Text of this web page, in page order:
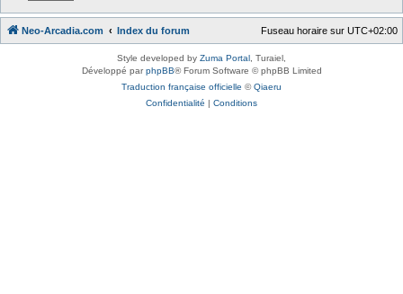
Neo-Arcadia.com Index du forum Fuseau horaire sur UTC+02:00
Style developed by Zuma Portal , Turaiel,
Développé parphpBB® Forum Software © phpBB Limited
Traduction française officielle ©Qiaeru
Confidentialité | Conditions